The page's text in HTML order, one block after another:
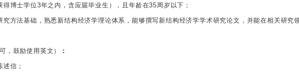
得博士学位3年之内，含应届毕业生），且年龄在35周岁以下；
究方法基础，熟悉新结构经济学理论体系，能够撰写新结构经济学学术研究论文，并能在相关研究
，鼓励使用英文） ：
述信；